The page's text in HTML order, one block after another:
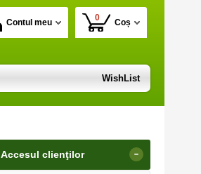
Contul meu 0 Coș
WishList
Accesul clienţilor -